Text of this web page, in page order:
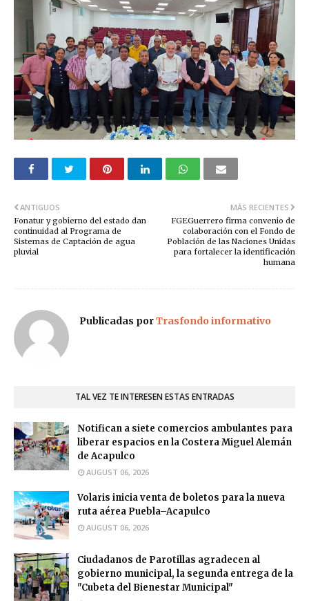
MÁS RECIENTES
FGEGuerrero firma convenio de
colaboración con el Fondo de
Población de las Naciones Unidas
para fortalecer la identificación
humana
ANTIGUOS
Fonatur y gobierno del estado dan
continuidad al Programa de
Sistemas de Captación de agua
pluvial
Publicadas porTrasfondo informativo
TAL VEZ TE INTERESEN ESTAS ENTRADAS
Notifican a siete comercios ambulantes para
liberar espacios en la Costera Miguel Alemán
de Acapulco
AUGUST 06, 2026
Volaris inicia venta de boletos para la nueva
ruta aérea Puebla–Acapulco
AUGUST 06, 2026
Ciudadanos de Parotillas agradecen al
gobierno municipal, la segunda entrega de la
"Cubeta del Bienestar Municipal"